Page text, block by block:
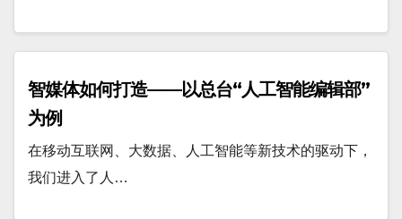
智媒体如何打造——以总台“人工智能编辑部”
为例
在移动互联网、大数据、人工智能等新技术的驱动下，
我们进入了人…